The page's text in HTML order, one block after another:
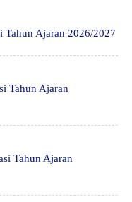
Tahun Ajaran 2026/2027
Tahun Ajaran
Tahun Ajaran